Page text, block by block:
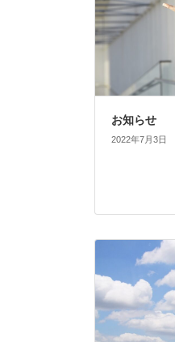
お知らせ
2022年7月3日